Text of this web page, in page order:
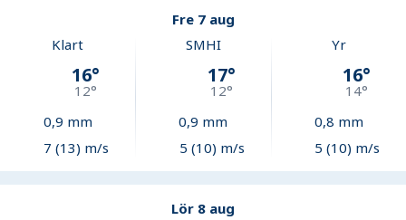
Fre 7 aug
Klart
16°
12°
0,9 mm
7 (13) m/s
SMHI
17°
12°
0,9 mm
5 (10) m/s
Yr
16°
14°
0,8 mm
5 (10) m/s
Lör 8 aug